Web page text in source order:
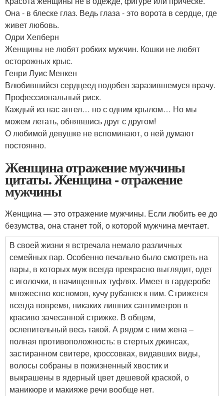
Она - в блеске глаз. Ведь глаза - это ворота в сердце, где
живет любовь.
Одри Хепберн
Женщины не любят робких мужчин. Кошки не любят
осторожных крыс.
Генри Луис Менкен
Влюбившийся сердцеед подобен заразившемуся врачу.
Профессиональный риск.
Каждый из нас ангел… но с одним крылом… Но мы
можем летать, обнявшись друг с другом!
О любимой девушке не вспоминают, о ней думают
постоянно.
Женщина отражение мужчины
цитаты. Женщина - отражение
мужчины
Женщина — это отражение мужчины. Если любить ее до
безумства, она станет той, о которой мужчина мечтает.
В своей жизни я встречала немало различных
семейных пар. Особенно печально было смотреть на
пары, в которых муж всегда прекрасно выглядит, одет
с иголочки, в начищенных туфлях. Имеет в гардеробе
множество костюмов, кучу рубашек к ним. Стрижется
всегда вовремя, никаких лишних сантиметров в
красиво зачесанной стрижке. В общем,
ослепительный весь такой. А рядом с ним жена –
полная противоположность: в стертых джинсах,
застиранном свитере, кроссовках, видавших виды,
волосы собраны в пожизненный хвостик и
выкрашены в ядерный цвет дешевой краской, о
маникюре и макияже речи вообще нет.